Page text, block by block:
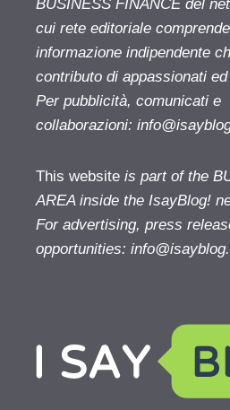
BUSINESS FINANCE del
cui rete editoriale
informazione indipendente
contributo di appassionati
Per pubblicità, comunicati e
collaborazioni:
This website is part of the
AREA inside the IsayBlog!
For advertising, press
opportunities: